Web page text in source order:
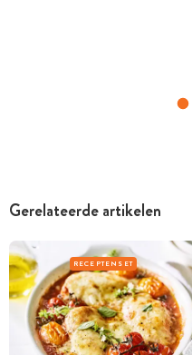
Gerelateerde artikelen
RECEPTENSET